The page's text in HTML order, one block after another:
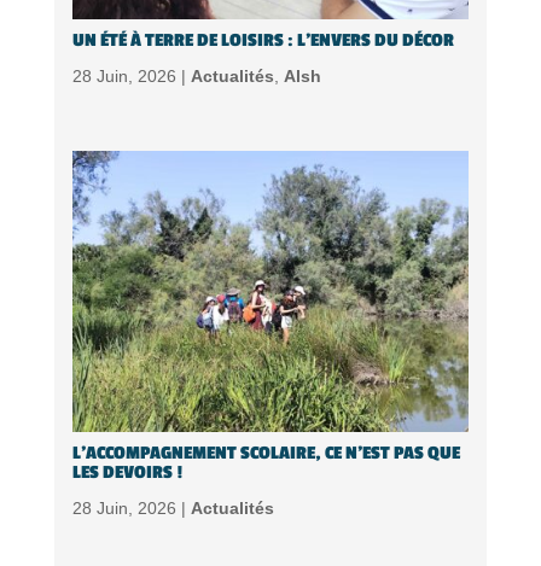
UN ÉTÉ À TERRE DE LOISIRS : L’ENVERS DU DÉCOR
28 Juin, 2026 | Actualités Alsh
L’ACCOMPAGNEMENT SCOLAIRE, CE N’EST PAS QUE
LES DEVOIRS !
28 Juin, 2026 | Actualités